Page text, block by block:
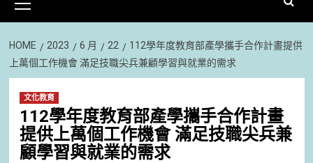
Menu
HOME 2023 6 月 22
112學年度教育部產學攜手合作計畫提供
上萬個工作機會 滿足技職尖兵兼顧學習與就業的需求
文化教育
112學年度教育部產學攜手合作計畫
提供上萬個工作機會 滿足技職尖兵兼
顧學習與就業的需求